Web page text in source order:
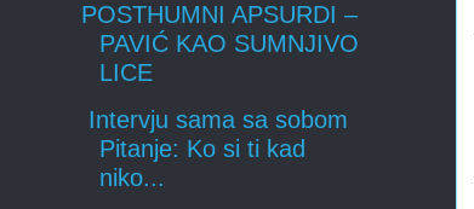
POSTHUMNI APSURDI –
PAVIĆ KAO SUMNJIVO
LICE
Intervju sama sa sobom
Pitanje: Ko si ti kad
niko...